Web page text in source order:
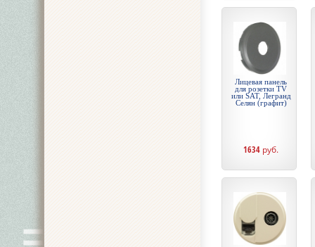
Лицевая панель
для розетки TV
или SAT, Легранд
Селян (графит)
1634 руб.